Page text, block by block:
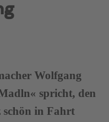
Wolfgang
spricht, den
schön in Fahrt